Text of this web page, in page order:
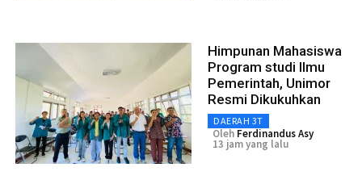
Himpunan Mahasiswa
Program studi Ilmu
Pemerintah, Unimor
Resmi Dikukuhkan
DAERAH 3T
Oleh Ferdinandus Asy
13 jam yang lalu